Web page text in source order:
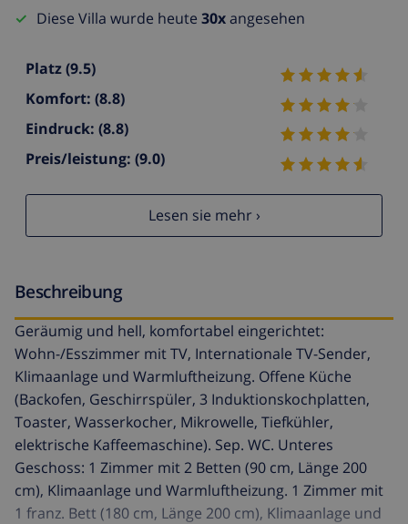
Diese Villa wurde heute 30xangesehen
Platz(9.5)
Komfort: (8.8)
Eindruck: (8.8)
Preis/leistung: (9.0)
Lesen sie mehr ›
Beschreibung
Geräumig und hell, komfortabel eingerichtet:
Wohn-/Esszimmer mit TV, Internationale TV-Sender,
Klimaanlage und Warmluftheizung. Offene Küche
(Backofen, Geschirrspüler, 3 Induktionskochplatten,
Toaster, Wasserkocher, Mikrowelle, Tiefkühler,
elektrische Kaffeemaschine). Sep. WC. Unteres
Geschoss: 1 Zimmer mit 2 Betten (90 cm, Länge 200
cm), Klimaanlage und Warmluftheizung. 1 Zimmer mit
1 franz. Bett (180 cm, Länge 200 cm), Klimaanlage und